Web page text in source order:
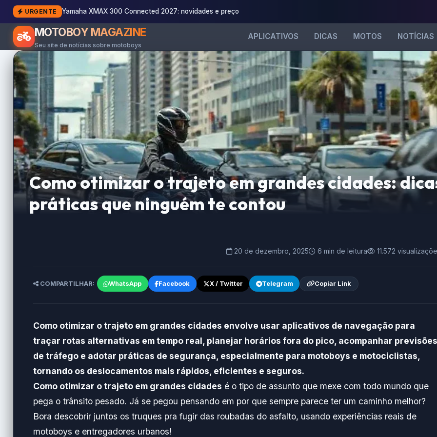
URGENTE Yamaha XMAX 300 Connected 2027: novidades e preço
MOTOBOY MAGAZINE
Seu site de notícias sobre motoboys
APLICATIVOS DICAS MOTOS NOTÍCIAS
Como otimizar o trajeto em grandes cidades:
práticas que ninguém te contou
20 de dezembro, 2025 6 min de leitura 11.572
COMPARTILHAR: WhatsApp Facebook X / Twitter Telegram Copiar Link
Como otimizar o trajeto em grandes cidades envolve usar aplicativos de navegação para
traçar rotas alternativas em tempo real, planejar horários fora do pico, acompanhar previsões
de tráfego e adotar práticas de segurança, especialmente para motoboys e motociclistas,
tornando os deslocamentos mais rápidos, eficientes e seguros.
Como otimizar o trajeto em grandes cidades é o tipo de assunto que mexe com todo mundo que
pega o trânsito pesado. Já se pegou pensando em por que sempre parece ter um caminho melhor?
Bora descobrir juntos os truques pra fugir das roubadas do asfalto, usando experiências reais de
motoboys e entregadores urbanos!